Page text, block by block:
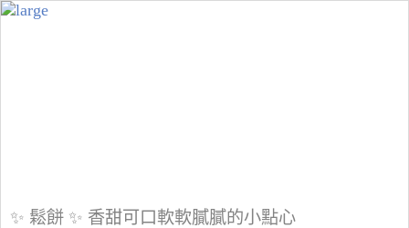
✨ 鬆餅 ✨ 香甜可口軟軟膩膩的小點心